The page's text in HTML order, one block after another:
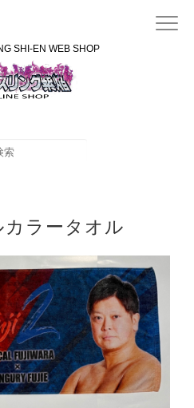
SHI-EN WEB SHOP
ラータオル